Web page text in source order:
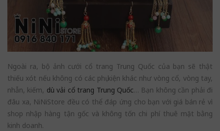
Ngoài ra, bộ ảnh cưới cổ trang Trung Quốc của bạn sẽ thật
thiếu xót nếu không có các phụ kiện khác như vòng cổ, vòng tay,
nhẫn, kiếm, dù vải cổ trang Trung Quốc… Bạn không cần phải đi
đâu xa, NiNiStore đều có thể đáp ứng cho bạn với giá bán rẻ vì
shop nhập hàng tận gốc và không tốn chi phí thuê mặt bằng
kinh doanh.